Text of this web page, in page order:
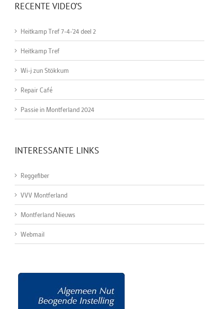
RECENTE VIDEO’S
Heitkamp Tref 7-4-'24 deel 2
Heitkamp Tref
Wi-j zun Stökkum
Repair Café
Passie in Montferland 2024
INTERESSANTE LINKS
Reggefiber
VVV Montferland
Montferland Nieuws
Webmail